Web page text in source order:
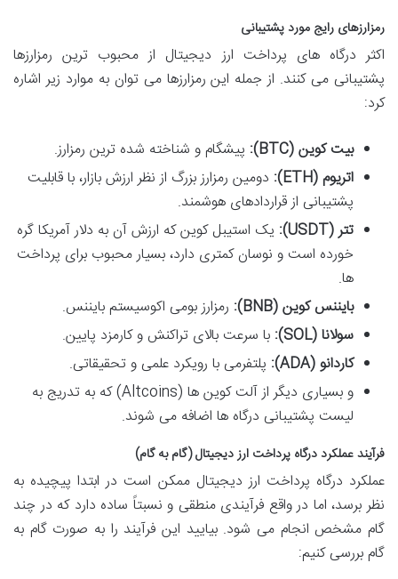
رمزارزهای رایج مورد پشتیبانی
اکثر درگاه های پرداخت ارز دیجیتال از محبوب ترین رمزارزها
پشتیبانی می کنند. از جمله این رمزارزها می توان به موارد زیر اشاره
کرد:
بیت کوین (BTC):
پیشگام و شناخته شده ترین رمزارز.
اتریوم (ETH):
دومین رمزارز بزرگ از نظر ارزش بازار، با قابلیت
پشتیبانی از قراردادهای هوشمند.
تتر (USDT):
یک استیبل کوین که ارزش آن به دلار آمریکا گره
خورده است و نوسان کمتری دارد، بسیار محبوب برای پرداخت
ها.
بایننس کوین (BNB):
رمزارز بومی اکوسیستم بایننس.
سولانا (SOL):
با سرعت بالای تراکنش و کارمزد پایین.
کاردانو (ADA):
پلتفرمی با رویکرد علمی و تحقیقاتی.
و بسیاری دیگر از آلت کوین ها (Altcoins) که به تدریج به
لیست پشتیبانی درگاه ها اضافه می شوند.
فرآیند عملکرد درگاه پرداخت ارز دیجیتال (گام به گام)
عملکرد درگاه پرداخت ارز دیجیتال ممکن است در ابتدا پیچیده به
نظر برسد، اما در واقع فرآیندی منطقی و نسبتاً ساده دارد که در چند
گام مشخص انجام می شود. بیایید این فرآیند را به صورت گام به
گام بررسی کنیم: